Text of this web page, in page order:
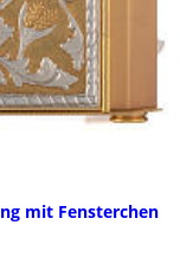
mit Fensterchen